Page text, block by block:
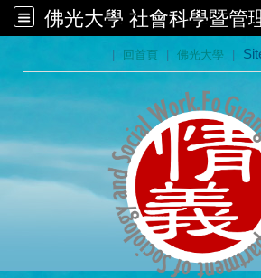
佛光大學 社會科學暨管
| 回首頁 | 佛光大學 |